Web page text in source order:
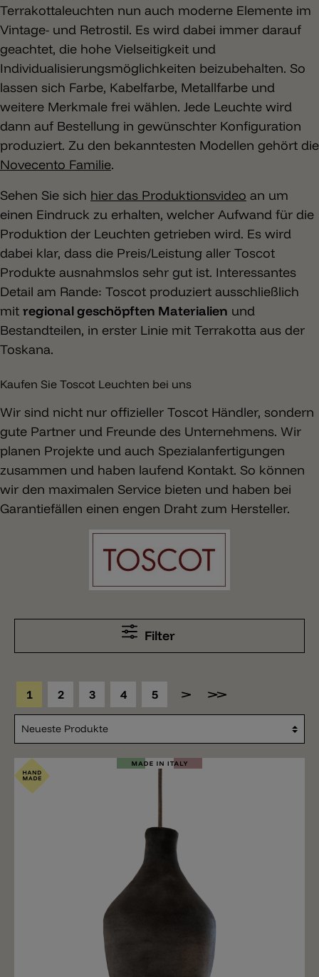
Terrakottaleuchten nun auch moderne Elemente im
Vintage- und Retrostil. Es wird dabei immer darauf
geachtet, die hohe Vielseitigkeit und
Individualisierungsmöglichkeiten beizubehalten. So
lassen sich Farbe, Kabelfarbe, Metallfarbe und
weitere Merkmale frei wählen. Jede Leuchte wird
dann auf Bestellung in gewünschter Konfiguration
produziert. Zu den bekanntesten Modellen gehört die
Novecento Familie.
Sehen Sie sich hier das Produktionsvideo an um
einen Eindruck zu erhalten, welcher Aufwand für die
Produktion der Leuchten getrieben wird. Es wird
dabei klar, dass die Preis/Leistung aller Toscot
Produkte ausnahmslos sehr gut ist. Interessantes
Detail am Rande: Toscot produziert ausschließlich
mit regional geschöpften Materialien und
Bestandteilen, in erster Linie mit Terrakotta aus der
Toskana.
Kaufen Sie Toscot Leuchten bei uns
Wir sind nicht nur offizieller Toscot Händler, sondern
gute Partner und Freunde des Unternehmens. Wir
planen Projekte und auch Spezialanfertigungen
zusammen und haben laufend Kontakt. So können
wir den maximalen Service bieten und haben bei
Garantiefällen einen engen Draht zum Hersteller.
Filter
1 2 3 4 5